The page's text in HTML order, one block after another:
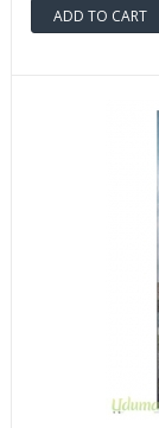
ADD TO CART